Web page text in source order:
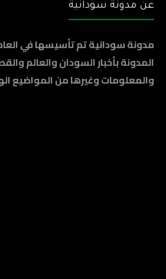
عن مدونة سودانية
المدونة بأخبار السودان والعالم
والمعلومات وغيرها من المواضيع